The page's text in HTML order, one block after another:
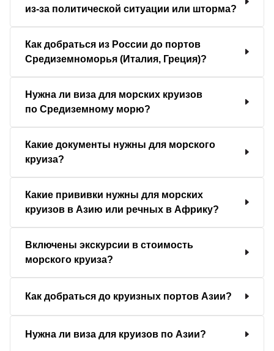
из-за политической ситуации или шторма?
Как добраться из России до портов
Средиземноморья (Италия, Греция)?
Нужна ли виза для морских круизов
по Средиземному морю?
Какие документы нужны для морского
круиза?
Какие прививки нужны для морских
круизов в Азию или речных в Африку?
Включены экскурсии в стоимость
морского круиза?
Как добраться до круизных портов Азии?
Нужна ли виза для круизов по Азии?